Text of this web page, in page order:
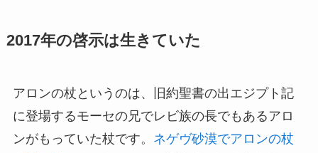
2017年の啓示は生きていた
アロンの杖というのは、旧約聖書の出エジプト記
に登場するモーセの兄でレビ族の長でもあるアロ
ンがもっていた杖です。 ネゲヴ砂漠でアロンの杖